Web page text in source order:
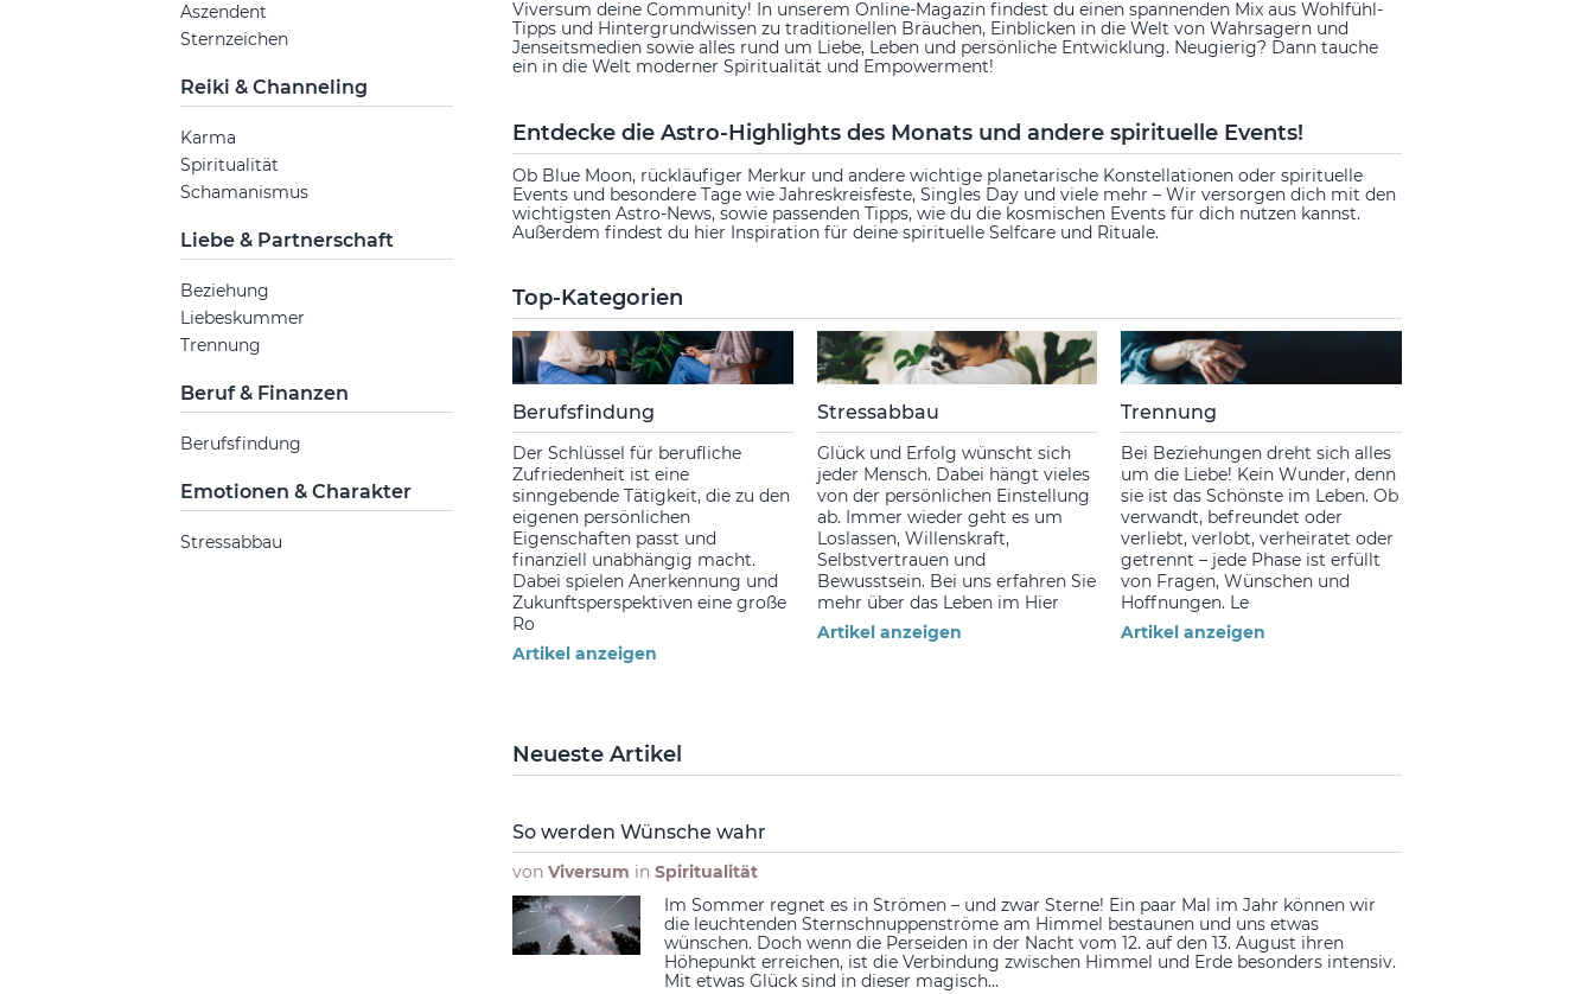
Aszendent
Sternzeichen
Reiki & Channeling
Karma
Spiritualität
Schamanismus
Liebe & Partnerschaft
Beziehung
Liebeskummer
Trennung
Beruf & Finanzen
Berufsfindung
Emotionen & Charakter
Stressabbau
Viversum deine Community! In unserem Online-Magazin findest du einen spannenden Mix aus Wohlfühl-
Tipps und Hintergrundwissen zu traditionellen Bräuchen, Einblicken in die Welt von Wahrsagern und
Jenseitsmedien sowie alles rund um Liebe, Leben und persönliche Entwicklung. Neugierig? Dann tauche
ein in die Welt moderner Spiritualität und Empowerment!
Entdecke die Astro-Highlights des Monats und andere spirituelle Events!
Ob Blue Moon, rückläufiger Merkur und andere wichtige planetarische Konstellationen oder spirituelle
Events und besondere Tage wie Jahreskreisfeste, Singles Day und viele mehr – Wir versorgen dich mit den
wichtigsten Astro-News, sowie passenden Tipps, wie du die kosmischen Events für dich nutzen kannst.
Außerdem findest du hier Inspiration für deine spirituelle Selfcare und Rituale.
Top-Kategorien
Berufsfindung
Der Schlüssel für berufliche
Zufriedenheit ist eine
sinngebende Tätigkeit, die zu den
eigenen persönlichen
Eigenschaften passt und
finanziell unabhängig macht.
Dabei spielen Anerkennung und
Zukunftsperspektiven eine große
Ro
Artikel anzeigen
Stressabbau
Glück und Erfolg wünscht sich
jeder Mensch. Dabei hängt vieles
von der persönlichen Einstellung
ab. Immer wieder geht es um
Loslassen, Willenskraft,
Selbstvertrauen und
Bewusstsein. Bei uns erfahren Sie
mehr über das Leben im Hier
Artikel anzeigen
Trennung
Bei Beziehungen dreht sich alles
um die Liebe! Kein Wunder, denn
sie ist das Schönste im Leben. Ob
verwandt, befreundet oder
verliebt, verlobt, verheiratet oder
getrennt – jede Phase ist erfüllt
von Fragen, Wünschen und
Hoffnungen. Le
Artikel anzeigen
Neueste Artikel
So werden Wünsche wahr
von Viversum in Spiritualität
Im Sommer regnet es in Strömen – und zwar Sterne! Ein paar Mal im Jahr können wir
die leuchtenden Sternschnuppenströme am Himmel bestaunen und uns etwas
wünschen. Doch wenn die Perseiden in der Nacht vom 12. auf den 13. August ihren
Höhepunkt erreichen, ist die Verbindung zwischen Himmel und Erde besonders intensiv.
Mit etwas Glück sind in dieser magisch...